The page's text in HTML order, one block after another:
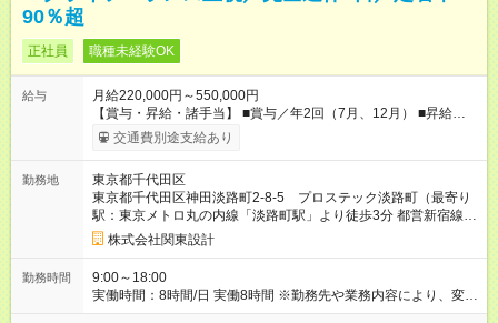
90％超
正社員 職種未経験OK
給与
月給220,000円～550,000円
【賞与・昇給・諸手当】 ■賞与／年2回（7月、12月） ■昇給／
年1回（4月） ■通勤交通費支給(5万円以内／月) ■時間外手当 ■家
族手当 ■役職手当 ■資格手当(詳細は待遇・福利厚生欄をご確認
雇用形態、給与は本採用時と同じです。
交通費別途支給あり
勤務地
東京都千代田区
東京都千代田区神田淡路町2-8-5 プロステック淡路町（最寄り
駅：東京メトロ丸の内線「淡路町駅」より徒歩3分 都営新宿線
「小川町駅」より徒歩3分 JR各線「秋葉原駅」「御茶ノ水駅」
より徒歩7分）
株式会社関東設計
勤務時間
9:00～18:00
実働時間：8時間/日 実働8時間 ※勤務先や業務内容により、変動
があります。 ※会社の方針で、残業削減に積極的に取り組んで